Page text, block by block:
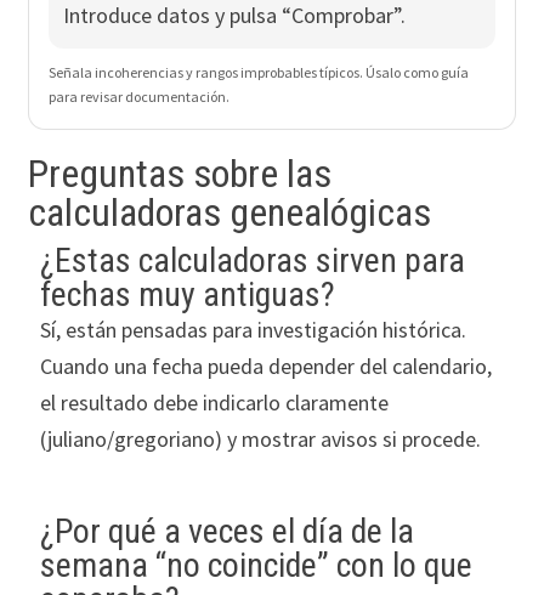
Introduce datos y pulsa “Comprobar”.
Señala incoherencias y rangos improbables típicos. Úsalo como guía
para revisar documentación.
Preguntas sobre las
calculadoras genealógicas
¿Estas calculadoras sirven para
fechas muy antiguas?
Sí, están pensadas para investigación histórica.
Cuando una fecha pueda depender del calendario,
el resultado debe indicarlo claramente
(juliano/gregoriano) y mostrar avisos si procede.
¿Por qué a veces el día de la
semana “no coincide” con lo que